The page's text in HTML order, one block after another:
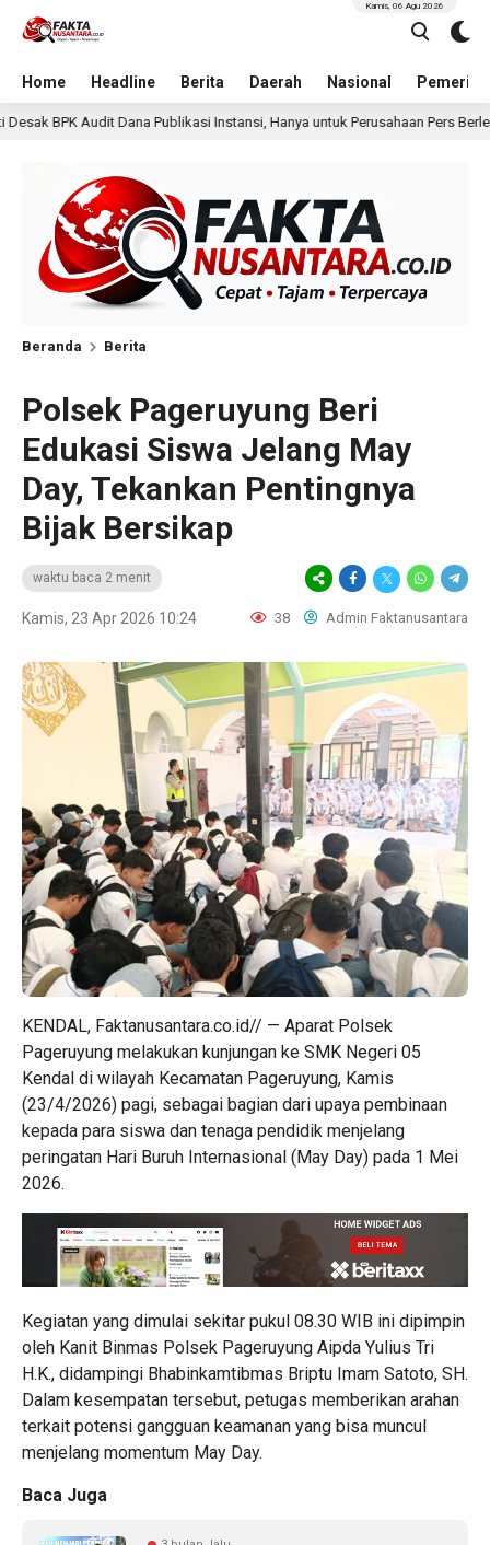
Home Headline Berita Daerah Nasional
Kamis, 06 Agu 2026
Instansi, Hanya untuk Perusahaan Pers Berlegalitas 22 jam lalu
Beranda Berita
Polsek Pageruyung Beri
Edukasi Siswa Jelang May
Day, Tekankan Pentingnya
Bijak Bersikap
waktu baca 2 menit
Kamis, 23 Apr 2026 10:24 38 Admin Faktanusantara
KENDAL, Faktanusantara.co.id// — Aparat Polsek
Pageruyung melakukan kunjungan ke SMK Negeri 05
Kendal di wilayah Kecamatan Pageruyung, Kamis
(23/4/2026) pagi, sebagai bagian dari upaya pembinaan
kepada para siswa dan tenaga pendidik menjelang
peringatan Hari Buruh Internasional (May Day) pada 1 Mei
2026.
Kegiatan yang dimulai sekitar pukul 08.30 WIB ini dipimpin
oleh Kanit Binmas Polsek Pageruyung Aipda Yulius Tri
H.K., didampingi Bhabinkamtibmas Briptu Imam Satoto, SH.
Dalam kesempatan tersebut, petugas memberikan arahan
terkait potensi gangguan keamanan yang bisa muncul
menjelang momentum May Day.
Baca Juga